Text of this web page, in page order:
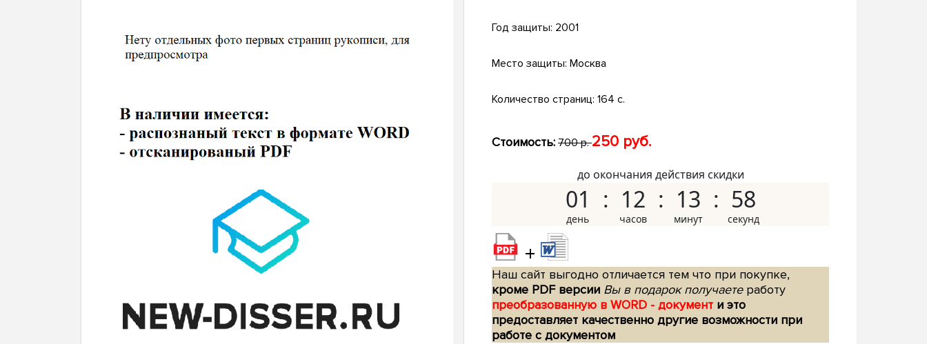
Год защиты: 2001
Место защиты: Москва
Количество страниц: 164 с.
Стоимость: 700 р.250 руб.
до окончания действия скидки
01 12 13 57
+
Наш сайт выгодно отличается тем что при покупке,
кроме PDF версии Вы в подарок получаетеработу
преобразованную в WORD - документ и это
предоставляет качественно другие возможности при
работе с документом